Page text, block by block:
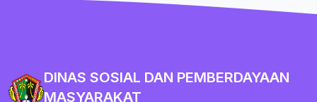
DINAS SOSIAL DAN PEMBERDAYAAN
MASYARAKAT